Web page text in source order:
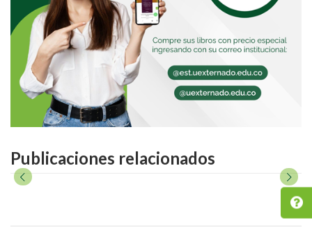
Publicaciones relacionados